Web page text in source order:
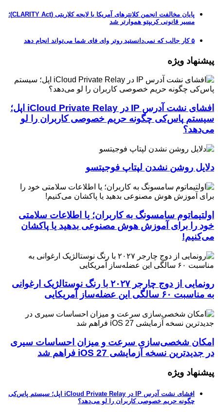
پایان مخالفت انجمن کلانترهای آمریکا با لایحه کلاریتی (CLARITY Act)؛
مسیر قانونی کریپتو هموارتر شد
۵ کار جالب که نمی‌دانستید روتر وای فای شما می‌تواند انجام دهد
پیشنهاد ویژه
افشای نشت آدرس IP در iCloud Private Relay اپل؛
سیستم پاس‌کی چگونه حریم خصوصی کاربران را لو
می‌دهد؟
دلایل روشن نشدن لپتاپ فوجیتسو
اولتیماتوم سامسونگ به کاربران؛ یا اطلاعات سلامتی
خود را برای آموزش هوش مصنوعی بدهید یا پاکشان
می‌کنیم!
رونمایی از دوج چارجر ۲۰۲۷ با رنگ نوستالژیک ارغوانی
به مناسبت ۶۰ سالگی این عضله‌ساز آمریکایی
امکان شخصی‌سازی سرعت و میزان احساسات سیری
در جدیدترین نسخه آزمایشی iOS 27 فراهم شد
پیشنهاد ویژه
افشای نشت آدرس IP در iCloud Private Relay اپل؛ سیستم پاس‌کی
چگونه حریم خصوصی کاربران را لو می‌دهد؟